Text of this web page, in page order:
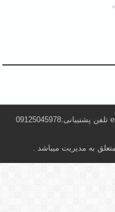
به مدیریت میباشد .